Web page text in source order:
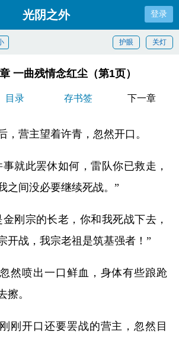
光阴之外 登录
关灯
护眼
一曲残情念红尘（第1页）
目录 存书签 下一章
，营主望着许青，忽然开口。
就此罢休如何，雷队你已救走，
之间没必要继续死战。”
刚宗的长老，你和我死战下去，
开战，我宗老祖是筑基强者！”
然喷出一口鲜血，身体有些踉跄
擦。
刚开口还要罢战的营主，忽然目